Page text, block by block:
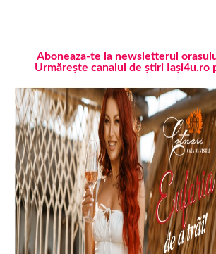
Aboneaza-te la newsletterul
Urmărește canalul de știri Iași4u.ro